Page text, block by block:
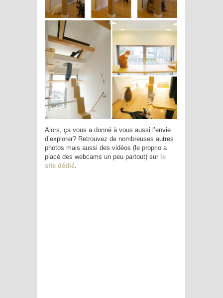
Alors, ça vous a donné à vous aussi l’envie
d’explorer? Retrouvez de nombreuses autres
photos mais aussi des vidéos (le proprio a
placé des webcams un peu partout) sur le
site dédié